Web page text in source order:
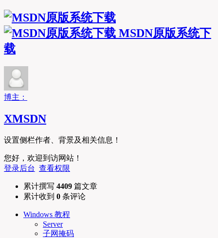
MSDN原版系统下
载
博主：
XMSDN
设置侧栏作者、背景及相关信息！
您好，欢迎到访网站！
登录后台 查看权限
累计撰写 4409 篇文章
累计收到 0 条评论
Windows 教程
Server
子网掩码